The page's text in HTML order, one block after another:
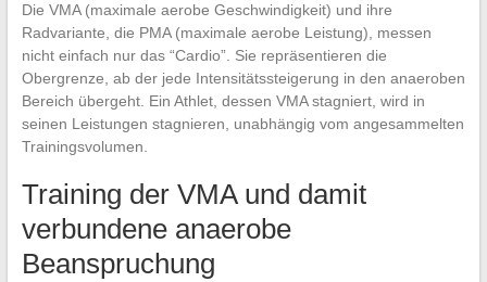
Die VMA (maximale aerobe Geschwindigkeit) und ihre
Radvariante, die PMA (maximale aerobe Leistung), messen
nicht einfach nur das “Cardio”. Sie repräsentieren die
Obergrenze, ab der jede Intensitätssteigerung in den anaeroben
Bereich übergeht. Ein Athlet, dessen VMA stagniert, wird in
seinen Leistungen stagnieren, unabhängig vom angesammelten
Trainingsvolumen.
Training der VMA und damit
verbundene anaerobe
Beanspruchung